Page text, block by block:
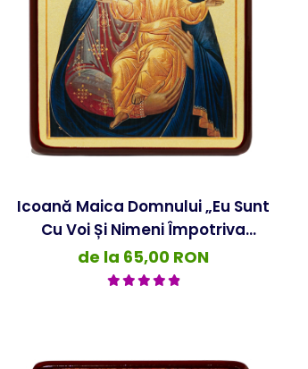
Icoană Maica Domnului „Eu Sunt
Cu Voi Și Nimeni Împotriva
Voastră”
de la 65,00 RON